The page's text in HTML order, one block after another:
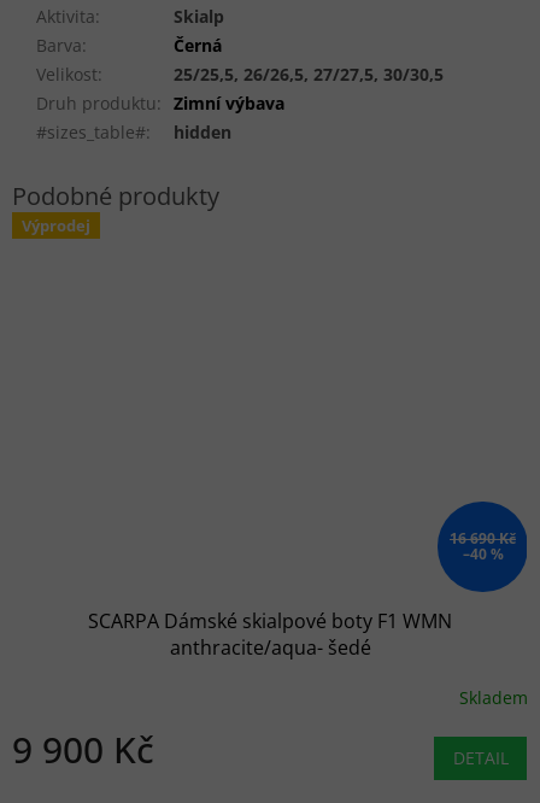
Aktivita:
Skialp
Barva:
Černá
Velikost:
25/25,5, 26/26,5, 27/27,5, 30/30,5
Druh produktu: Zimní výbava
#sizes_table#: hidden
Výprodej
16 690 Kč
–40 %
SCARPA Dámské skialpové boty F1 WMN
anthracite/aqua- šedé
Skladem
9 900 Kč DETAIL